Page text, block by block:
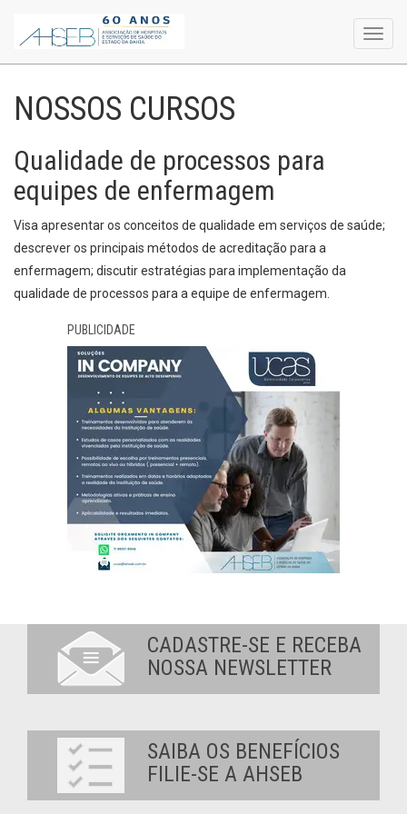
NOSSOS CURSOS
Qualidade de processos para
equipes de enfermagem
Visa apresentar os conceitos de qualidade em serviços de saúde;
descrever os principais métodos de acreditação para a
enfermagem; discutir estratégias para implementação da
qualidade de processos para a equipe de enfermagem.
PUBLICIDADE
CADASTRE-SE E RECEBA
NOSSA NEWSLETTER
SAIBA OS BENEFÍCIOS
FILIE-SE A AHSEB